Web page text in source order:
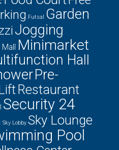
Futsal Garden
Jogging
Mall Minimarket
Hall
Pre-
Restaurant
Security 24
Sky Lobby Sky Lounge
Pool